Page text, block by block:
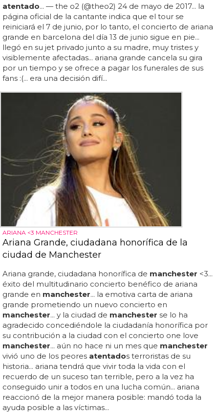
atentado... — the o2 (@theo2) 24 de mayo de 2017... la
página oficial de la cantante indica que el tour se
reiniciará el 7 de junio, por lo tanto, el concierto de ariana
grande en barcelona del día 13 de junio sigue en pie...
llegó en su jet privado junto a su madre, muy tristes y
visiblemente afectadas... ariana grande cancela su gira
por un tiempo y se ofrece a pagar los funerales de sus
fans :(... era una decisión difí...
ARIANA <3 MANCHESTER
Ariana Grande, ciudadana honorífica de la
ciudad de Manchester
Ariana grande, ciudadana honorífica de manchester <3...
éxito del multitudinario concierto benéfico de ariana
grande en manchester... la emotiva carta de ariana
grande prometiendo un nuevo concierto en
manchester... y la ciudad de manchester se lo ha
agradecido concediéndole la ciudadanía honorífica por
su contribución a la ciudad con el concierto one love
manchester... aún no hace ni un mes que manchester
vivió uno de los peores atentados terroristas de su
historia... ariana tendrá que vivir toda la vida con el
recuerdo de un suceso tan terrible, pero a la vez ha
conseguido unir a todos en una lucha común... ariana
reaccionó de la mejor manera posible: mandó toda la
ayuda posible a las víctimas...